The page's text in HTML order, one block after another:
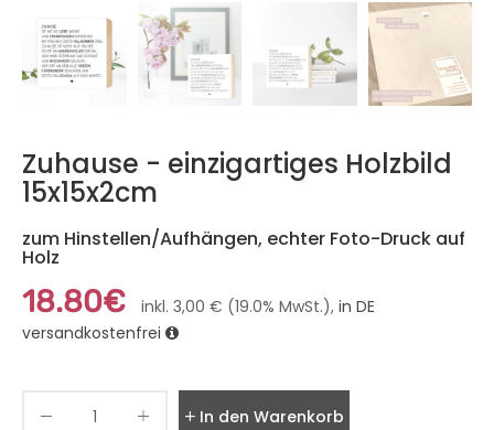
Zuhause - einzigartiges Holzbild
15x15x2cm
zum Hinstellen/Aufhängen, echter Foto-Druck auf
Holz
18.80€ inkl. 3,00 € (19.0% MwSt.), in DE
versandkostenfrei
In den Warenkorb legen